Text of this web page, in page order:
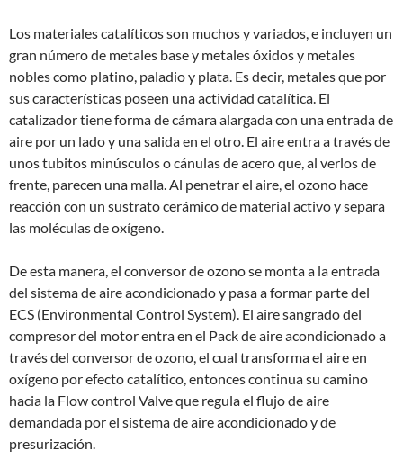
Los materiales catalíticos son muchos y variados, e incluyen un
gran número de metales base y metales óxidos y metales
nobles como platino, paladio y plata. Es decir, metales que por
sus características poseen una actividad catalítica. El
catalizador tiene forma de cámara alargada con una entrada de
aire por un lado y una salida en el otro. El aire entra a través de
unos tubitos minúsculos o cánulas de acero que, al verlos de
frente, parecen una malla. Al penetrar el aire, el ozono hace
reacción con un sustrato cerámico de material activo y separa
las moléculas de oxígeno.
De esta manera, el conversor de ozono se monta a la entrada
del sistema de aire acondicionado y pasa a formar parte del
ECS (Environmental Control System). El aire sangrado del
compresor del motor entra en el Pack de aire acondicionado a
través del conversor de ozono, el cual transforma el aire en
oxígeno por efecto catalítico, entonces continua su camino
hacia la Flow control Valve que regula el flujo de aire
demandada por el sistema de aire acondicionado y de
presurización.